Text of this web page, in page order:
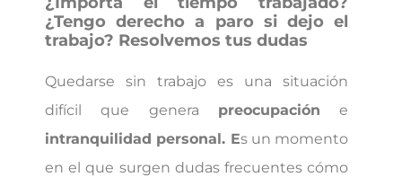
¿Tengo derecho a paro si dejo el
trabajo? Resolvemos tus dudas
Quedarse sin trabajo es una situación
difícil que genera preocupación e
intranquilidad personal. Es un momento
en el que surgen dudas frecuentes cómo